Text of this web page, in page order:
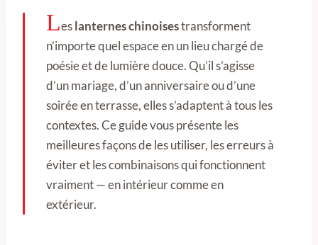
Leslanternes chinoisestransforment
n’importe quel espace en un lieu chargé de
poésie et de lumière douce. Qu’il s’agisse
d’un mariage, d’un anniversaire ou d’une
soirée en terrasse, elles s’adaptent à tous les
contextes. Ce guide vous présente les
meilleures façons de les utiliser, les erreurs à
éviter et les combinaisons qui fonctionnent
vraiment — en intérieur comme en
extérieur.